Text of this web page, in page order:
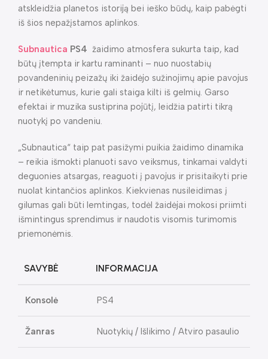
atskleidžia planetos istoriją bei ieško būdų, kaip pabėgti
iš šios nepažįstamos aplinkos.
Subnautica PS4 žaidimo atmosfera sukurta taip, kad
būtų įtempta ir kartu raminanti – nuo nuostabių
povandeninių peizažų iki žaidėjo sužinojimų apie pavojus
ir netikėtumus, kurie gali staiga kilti iš gelmių. Garso
efektai ir muzika sustiprina pojūtį, leidžia patirti tikrą
nuotykį po vandeniu.
„Subnautica“ taip pat pasižymi puikia žaidimo dinamika
– reikia išmokti planuoti savo veiksmus, tinkamai valdyti
deguonies atsargas, reaguoti į pavojus ir prisitaikyti prie
nuolat kintančios aplinkos. Kiekvienas nusileidimas į
gilumas gali būti lemtingas, todėl žaidėjai mokosi priimti
išmintingus sprendimus ir naudotis visomis turimomis
priemonėmis.
SAVYBĖ INFORMACIJA
Konsolė PS4
Žanras Nuotykių / Išlikimo / Atviro pasaulio